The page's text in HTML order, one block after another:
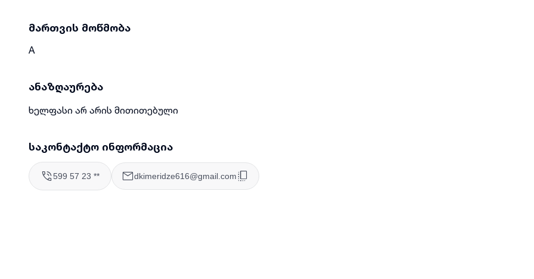
მართვის მოწმობა
A
ანაზღაურება
ხელფასი არ არის მითითებული
საკონტაქტო ინფორმაცია
599 57 23 ** dkimeridze616@gmail.com